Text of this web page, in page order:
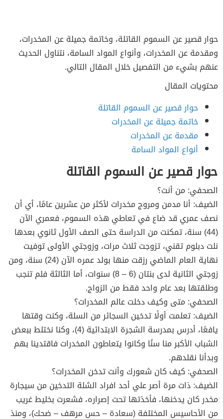
حوار قصير عن السموم القاتلة، وخاتمة جميلة عن المخدرات،
ومقدمة عن المخدرات، وأنواع المواد السامة، نتناول الحديث
عنهم بشيء من التفصيل خلال المقال التالي.
محتويات المقال
حوار قصير عن السموم القاتلة
خاتمة جميلة عن المخدرات
مقدمة عن المخدرات
أنواع المواد السامة
حوار قصير عن السموم القاتلة
الصحفي: من أنت؟
الضيف: أنا مدمن ومروج مخدرات لأكثر من عشرين عامًا، أي أن
نصف عمري قد ضاع في تعاطي هذه السموم، فعمري الآن
(44) سنة، تمكنت من الدراسة حتى الصف الأول ثانوي بعدها
نلت دبلوم تقني، تزوجت ثلاث مرات، وزوجتي الأولى توفيت
نهاية العام الماضي رزقت منها بولد عمره الآن (24) سنة، ومن
زوجتي الثانية لدى بنتان (6 – 8) سنوات، أما الثالثة فلم تنجب
وطلقتها بعد عام واحد فقط من الزواج.
الصحفي: متى وكيف دخلت عالم المخدرات؟
الضيف: تعلمت أولًا تدخين السجائر من السلة، وكنت وقتها
يافعًا، أدرس بمدرسة الشجرة الابتدائية (4)، وكنا نختلط ببعض
الشباب الأكبر منا سنًا وكانوا يتعاطون المخدرات فاقتدينا بهم
وبدأنا نقلدهم.
الصحفي: كيف كان شعورك وأنت تدخن المخدرات؟
الضيف: ذات مرة أصر علي أحد افراد الشلة التدخين من سيجارة
مخدر كان يدخنها، فأخذتها تحت إصراره، فشعرت بخليط غريب
من الأحاسيس المختلفة (سعادة – حس مرهف – ضحك)، ومنذ